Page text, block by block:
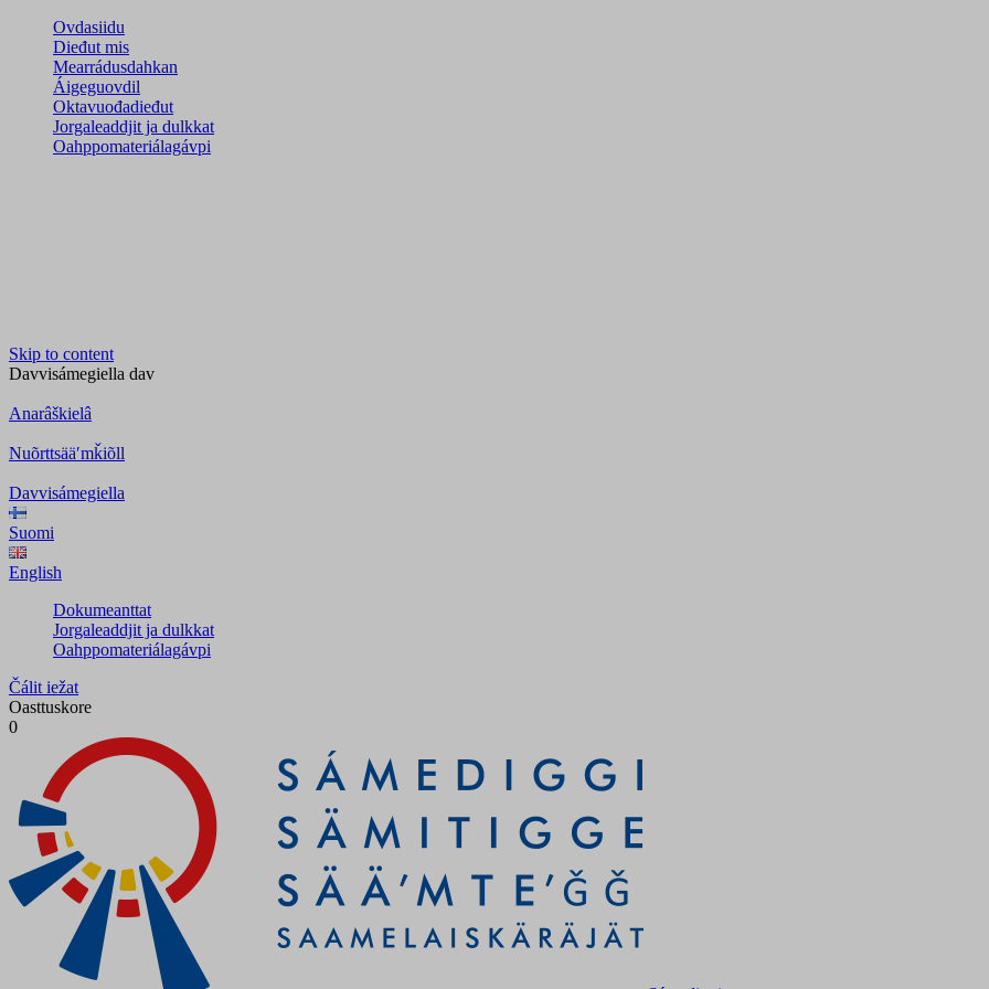
Ovdasiidu
Dieđut mis
Mearrádusdahkan
Áigeguovdil
Oktavuođadieđut
Jorgaleaddjit ja dulkkat
Oahppomateriálagávpi
Skip to content
Davvisámegiella dav
Anarâškielâ
Nuõrttsääʹmǩiõll
Davvisámegiella
Suomi
English
Dokumeanttat
Jorgaleaddjit ja dulkkat
Oahppomateriálagávpi
Čálit iežat
Oasttuskore
0